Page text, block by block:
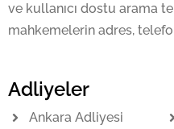
ve kullanıcı dostu arama
mahkemelerin adres,
Adliyeler
Ankara Adliyesi